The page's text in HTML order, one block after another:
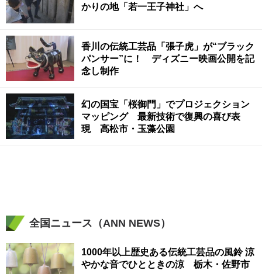
かりの地「若一王子神社」へ
香川の伝統工芸品「張子虎」が“ブラック
パンサー”に！ ディズニー映画公開を記
念し制作
幻の国宝「桜御門」でプロジェクション
マッピング 最新技術で復興の喜び表
現 高松市・玉藻公園
全国ニュース（ANN NEWS）
1000年以上歴史ある伝統工芸品の風鈴 涼
やかな音でひとときの涼 栃木・佐野市